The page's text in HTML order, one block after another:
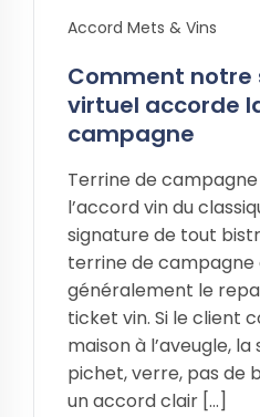
Accord Mets & Vins
Comment notre
virtuel accorde
campagne
Terrine de
l’accord vin du
signature de tout
terrine de campagne
généralement le
ticket vin. Si le client
maison à l’aveugle,
pichet, verre, pas de
un accord clair […]